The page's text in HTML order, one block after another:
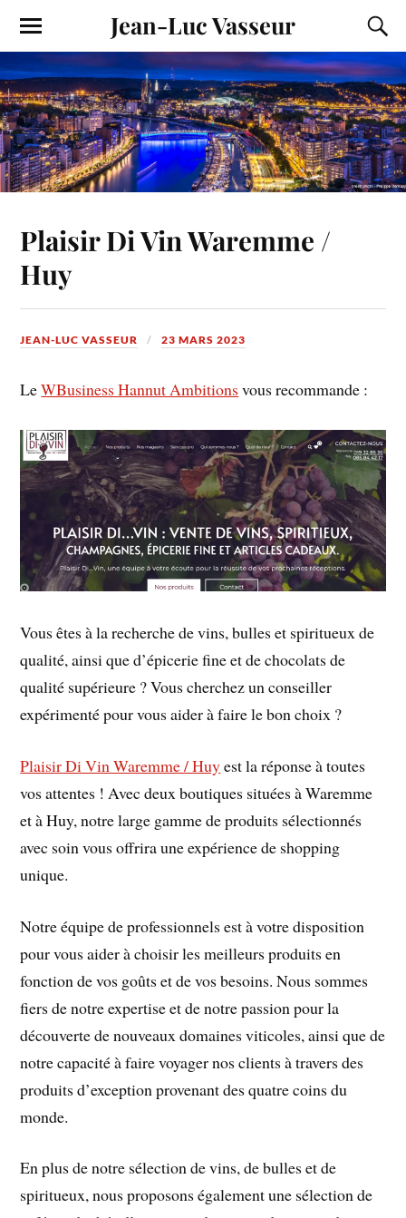
Jean-Luc Vasseur
Plaisir Di Vin Waremme /
Huy
JEAN-LUC VASSEUR 23 MARS 2023
LeWBusiness Hannut Ambitions vous recommande :
Vous êtes à la recherche de vins, bulles et spiritueux de
qualité, ainsi que d’épicerie fine et de chocolats de
qualité supérieure ? Vous cherchez un conseiller
expérimenté pour vous aider à faire le bon choix ?
Plaisir Di Vin Waremme / Huyest la réponse à toutes
vos attentes ! Avec deux boutiques situées à Waremme
et à Huy, notre large gamme de produits sélectionnés
avec soin vous offrira une expérience de shopping
unique.
Notreéquipe de professionnels est à votre disposition
pour vous aider à choisir les meilleurs produits en
fonction de vos goûts et de vos besoins. Nous sommes
fiers de notre expertise et de notre passion pour la
découverte de nouveaux domaines viticoles, ainsi que de
notre capacité à faire voyager nos clients à travers des
produits d’exception provenant des quatre coins du
monde.
En plus de notre sélection de vins, de bulles et de
spiritueux, nous proposons également une sélection de